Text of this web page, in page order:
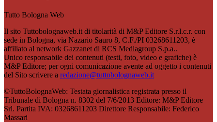
Tutto Bologna Web
Il sito Tuttobolognaweb.it di titolarità di M&P Editore S.r.l.c.r. con
sede in Bologna, via Nazario Sauro 8, C.F./PI 03268611203, è
affiliato al network Gazzanet di RCS Mediagroup S.p.a..
Unico responsabile dei contenuti (testi, foto, video e grafiche) è
M&P Editore; per ogni comunicazione avente ad oggetto i contenuti
del Sito scrivere a redazione@tuttobolognaweb.it
©TuttoBolognaWeb: Testata giornalistica registrata presso il
Tribunale di Bologna n. 8302 del 7/6/2013 Editore: M&P Editore
Srl. Partita IVA: 03268611203 Direttore Responsabile: Federico
Massari